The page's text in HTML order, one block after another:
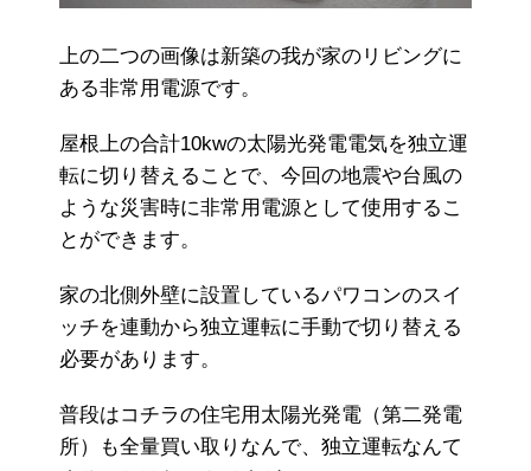
上の二つの画像は新築の我が家のリビングに
ある非常用電源です。
屋根上の合計10kwの太陽光発電電気を独立運
転に切り替えることで、今回の地震や台風の
ような災害時に非常用電源として使用するこ
とができます。
家の北側外壁に設置しているパワコンのスイ
ッチを連動から独立運転に手動で切り替える
必要があります。
普段はコチラの住宅用太陽光発電（第二発電
所）も全量買い取りなんで、独立運転なんて